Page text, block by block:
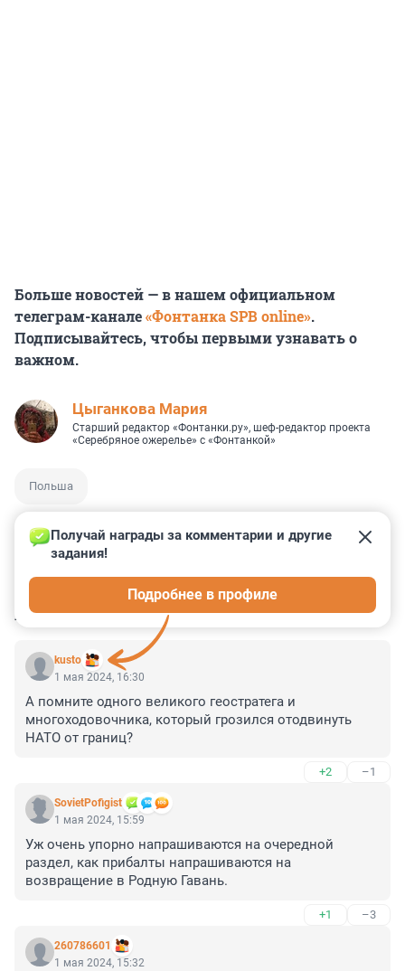
Больше новостей — в нашем официальном
телеграм-канале«Фонтанка SPB online».
Подписывайтесь, чтобы первыми узнавать о
важном.
Цыганкова Мария
Старший редактор «Фонтанки.ру», шеф-редактор проекта
«Серебряное ожерелье» с «Фонтанкой»
Польша
КОММЕНТАРИИ 15
kusto
Получай награды за комментарии и другие
задания!
Подробнее в профиле
1 мая 2024, 16:30
А помните одного великого геостратега и
многоходовочника, который грозился отодвинуть
НАТО от границ?
+2 –1
SovietPofigist
1 мая 2024, 15:59
Уж очень упорно напрашиваются на очередной
раздел, как прибалты напрашиваются на
возвращение в Родную Гавань.
+1 –3
260786601
1 мая 2024, 15:32